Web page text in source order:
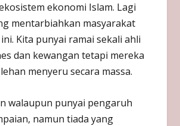
ekonomi Islam. Lagi
mentarbiahkan masyarakat
Kita punyai ramai sekali ahli
dan kewangan tetapi mereka
menyeru secara massa.
walaupun punyai pengaruh
namun tiada yang